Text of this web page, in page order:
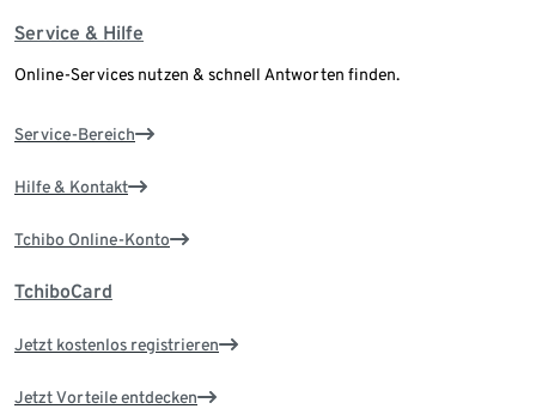
Service & Hilfe
Online-Services nutzen & schnell Antworten finden.
Service-Bereich
Hilfe & Kontakt
Tchibo Online-Konto
TchiboCard
Jetzt kostenlos registrieren
Jetzt Vorteile entdecken